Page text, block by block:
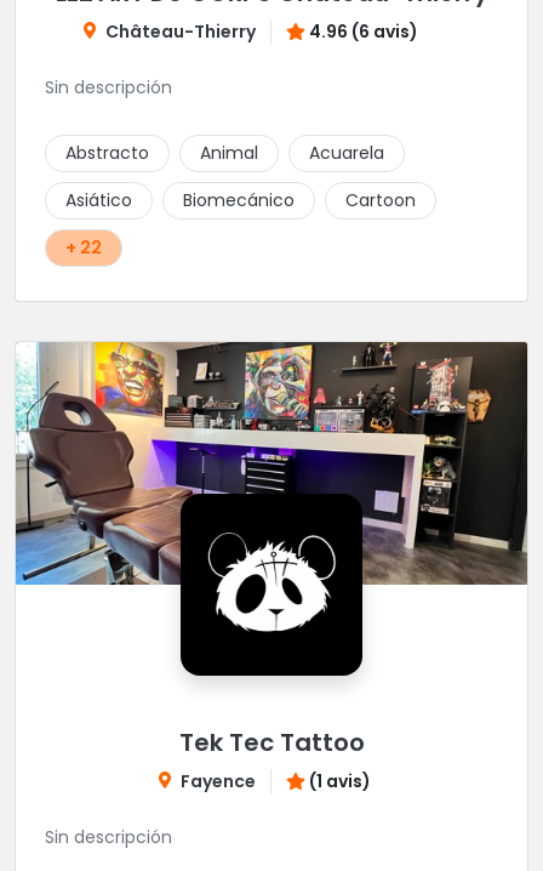
Château-Thierry 4.96 (6 avis)
Sin descripción
Abstracto Animal
Acuarela
Asiático
Biomecánico
Cartoon
+ 22
Tek Tec Tattoo
Fayence (1 avis)
Sin descripción